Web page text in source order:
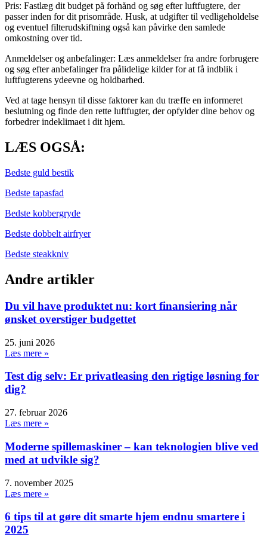
Pris: Fastlæg dit budget på forhånd og søg efter luftfugtere, der
passer inden for dit prisområde. Husk, at udgifter til vedligeholdelse
og eventuel filterudskiftning også kan påvirke den samlede
omkostning over tid.
Anmeldelser og anbefalinger: Læs anmeldelser fra andre forbrugere
og søg efter anbefalinger fra pålidelige kilder for at få indblik i
luftfugterens ydeevne og holdbarhed.
Ved at tage hensyn til disse faktorer kan du træffe en informeret
beslutning og finde den rette luftfugter, der opfylder dine behov og
forbedrer indeklimaet i dit hjem.
LÆS OGSÅ:
Bedste guld bestik
Bedste tapasfad
Bedste kobbergryde
Bedste dobbelt airfryer
Bedste steakkniv
Andre artikler
Du vil have produktet nu: kort finansiering når
ønsket overstiger budgettet
25. juni 2026
Læs mere »
Test dig selv: Er privatleasing den rigtige løsning for
dig?
27. februar 2026
Læs mere »
Moderne spillemaskiner – kan teknologien blive ved
med at udvikle sig?
7. november 2025
Læs mere »
6 tips til at gøre dit smarte hjem endnu smartere i
2025